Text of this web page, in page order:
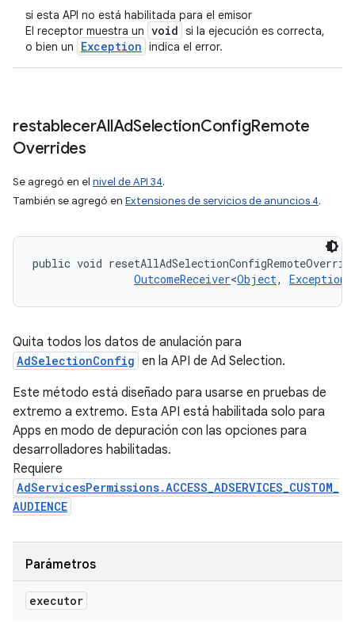
si esta API no está habilitada para el emisor
El receptor muestra un void si la ejecución es correcta,
o bien un
Exception indica el error.
restablecerAllAdSelectionConfigRemote
Overrides
Se agregó en el nivel de API 34.
También se agregó en Extensiones de servicios de anuncios 4.
public void
OutcomeReceiver<Object, Exception
Quita todos los datos de anulación para
AdSelectionConfig en la API de Ad Selection.
Este método está diseñado para usarse en pruebas de
extremo a extremo. Esta API está habilitada solo para
Apps en modo de depuración con las opciones para
desarrolladores habilitadas.
Requiere
AdServicesPermissions.ACCESS_ADSERVICES_CUSTOM_
AUDIENCE
Parámetros
executor